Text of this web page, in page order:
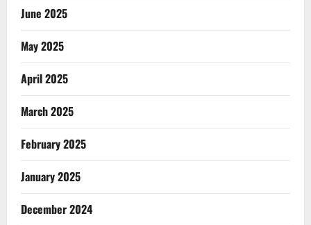
June 2025
May 2025
April 2025
March 2025
February 2025
January 2025
December 2024